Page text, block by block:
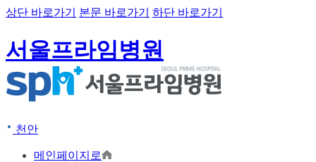
상단 바로가기 본문 바로가기 하단 바로가기
서울프라임병원
천안
메인페이지로